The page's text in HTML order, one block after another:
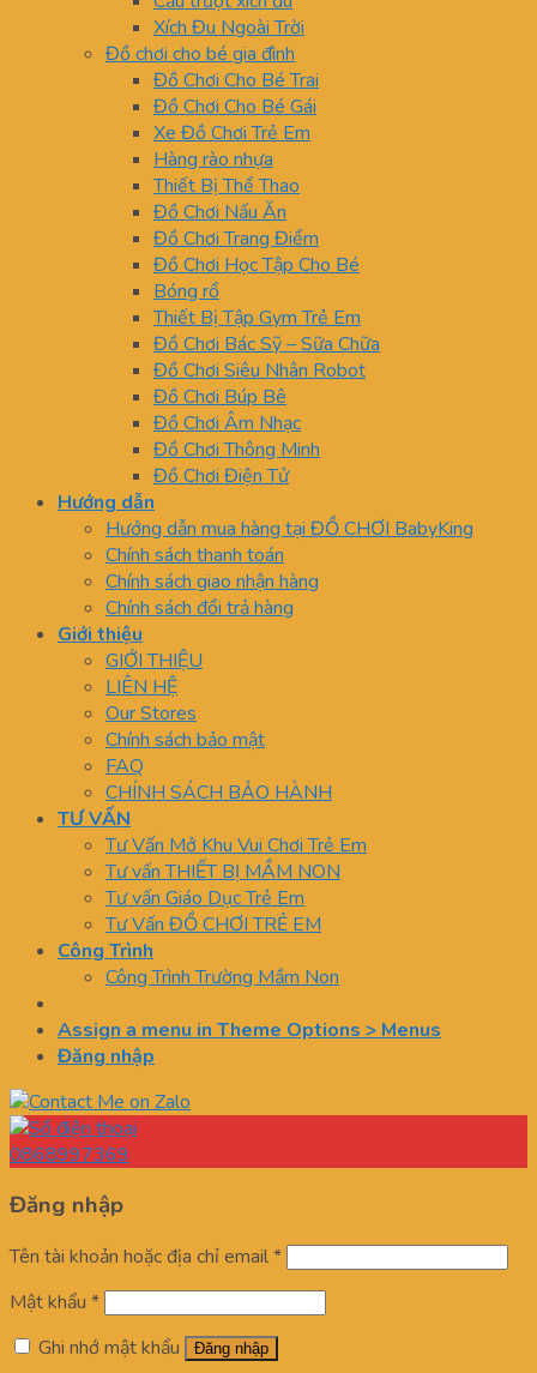
Xích Đu Ngoài Trời
Đồ chơi cho bé gia đình
Đồ Chơi Cho Bé Trai
Đồ Chơi Cho Bé Gái
Xe Đồ Chơi Trẻ Em
Hàng rào nhựa
Thiết Bị Thể Thao
Đồ Chơi Nấu Ăn
Đồ Chơi Trang Điểm
Đồ Chơi Học Tập Cho Bé
Bóng rổ
Thiết Bị Tập Gym Trẻ Em
Đồ Chơi Bác Sỹ – Sữa Chữa
Đồ Chơi Siêu Nhân Robot
Đồ Chơi Búp Bê
Đồ Chơi Âm Nhạc
Đồ Chơi Thông Minh
Đồ Chơi Điện Tử
Hướng dẫn
Hướng dẫn mua hàng tại ĐỒ CHƠI BabyKing
Chính sách thanh toán
Chính sách giao nhận hàng
Chính sách đổi trả hàng
Giới thiệu
GIỚI THIỆU
LIÊN HỆ
Our Stores
Chính sách bảo mật
FAQ
CHÍNH SÁCH BẢO HÀNH
TƯ VẤN
Tư Vấn Mở Khu Vui Chơi Trẻ Em
Tư vấn THIẾT BỊ MẦM NON
Tư vấn Giáo Dục Trẻ Em
Tư Vấn ĐỒ CHƠI TRẺ EM
Công Trình
Công Trình Trường Mầm Non
Assign a menu in Theme Options > Menus
Đăng nhập
0868997369
Đăng nhập
Tên tài khoản hoặc địa chỉ email*
Mật khẩu *
Ghi nhớ mật khẩu
Đăng nhập